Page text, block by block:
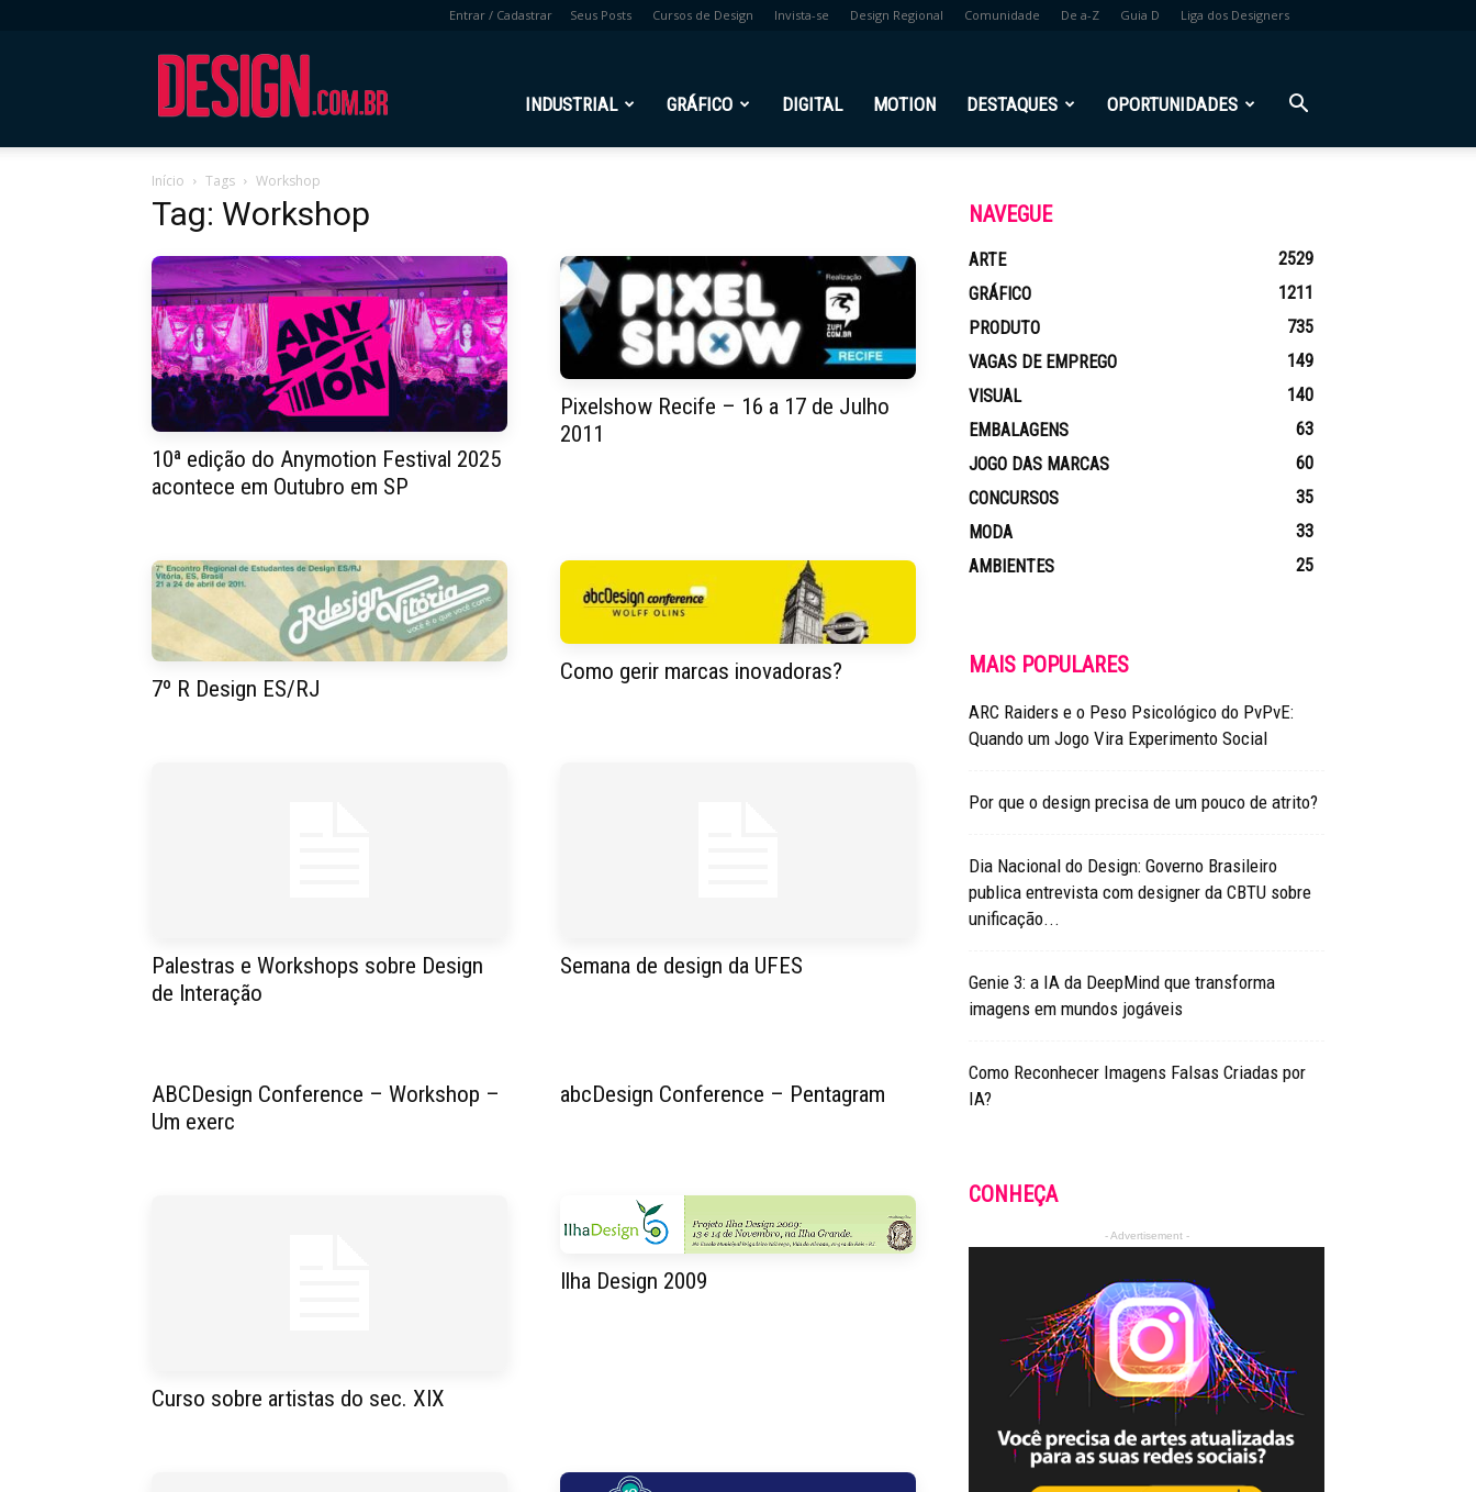
Entrar / Cadastrar Seus Posts Cursos de Design Invista-se Design Regional Comunidade De a-Z Guia D Liga dos Designers
INDUSTRIAL GRÁFICO DIGITAL MOTION DESTAQUES OPORTUNIDADES
Início Tags Workshop
Tag: Workshop
10ª edição do Anymotion Festival 2025
acontece em Outubro em SP
Pixelshow Recife – 16 a 17 de Julho
2011
7º R Design ES/RJ
Como gerir marcas inovadoras?
Palestras e Workshops sobre Design
de Interação
Semana de design da UFES
ABCDesign Conference – Workshop –
Um exerc
abcDesign Conference – Pentagram
Curso sobre artistas do sec. XIX
Ilha Design 2009
NAVEGUE
ARTE
2529
GRÁFICO
1211
PRODUTO
735
VAGAS DE EMPREGO
149
VISUAL
140
EMBALAGENS
63
JOGO DAS MARCAS
60
CONCURSOS
35
MODA
33
AMBIENTES
25
MAIS POPULARES
ARC Raiders e o Peso Psicológico do PvPvE:
Quando um Jogo Vira Experimento Social
Por que o design precisa de um pouco de atrito?
Dia Nacional do Design: Governo Brasileiro
publica entrevista com designer da CBTU sobre
unificação...
Genie 3: a IA da DeepMind que transforma
imagens em mundos jogáveis
Como Reconhecer Imagens Falsas Criadas por
IA?
CONHEÇA
- Advertisement -